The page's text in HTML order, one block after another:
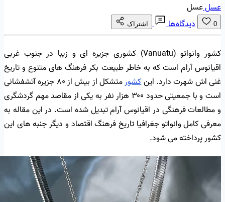
عسلعسل
0 دیدگاه‌ها اشتراک
کشور وانواتو (Vanuatu) کشوری جزیره ای و زیبا در جنوب غربی
اقیانوس آرام است که به خاطر طبیعت بکر فرهنگ های متنوع و تاریخ
غنی اش شهرت دارد. اینکشور
متشکل از بیش از ۸۰ جزیره آتشفشانی
است و با جمعیتی حدود ۳۰۰ هزار نفر به یکی از مقاصد مهم گردشگری
و مطالعات فرهنگی در اقیانوس آرام تبدیل شده است. در این مقاله به
معرفی کامل وانواتو جغرافیا تاریخ فرهنگ اقتصاد و دیگر جنبه های این
کشور پرداخته می شود.